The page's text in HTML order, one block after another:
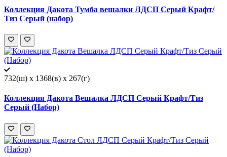
Коллекция Дакота Тумба вешалки ЛДСП Серый Крафт/
Тиз Серый (набор)
732(ш) x 1368(в) x 267(г)
Коллекция Дакота Вешалка ЛДСП Серый Крафт/Тиз
Серый (Набор)